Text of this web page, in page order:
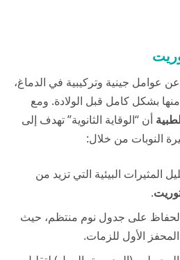
عن عوامل جينية وتركيبية في الدماغ،
منها بشكل كامل قبل الولادة. ومع
أن “الوقاية الثانوية” تهدف إلى
النوبات من خلال:
المثيرات البيئية التي تزيد من
.
على جدول نوم منتظم، حيث
الأول للزمات.